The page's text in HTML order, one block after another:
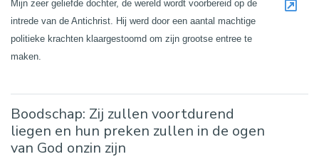
Mijn zeer geliefde dochter, de wereld wordt voorbereid op de
intrede van de Antichrist. Hij werd door een aantal machtige
politieke krachten klaargestoomd om zijn grootse entree te
maken.
Boodschap: Zij zullen voortdurend
liegen en hun preken zullen in de ogen
van God onzin zijn